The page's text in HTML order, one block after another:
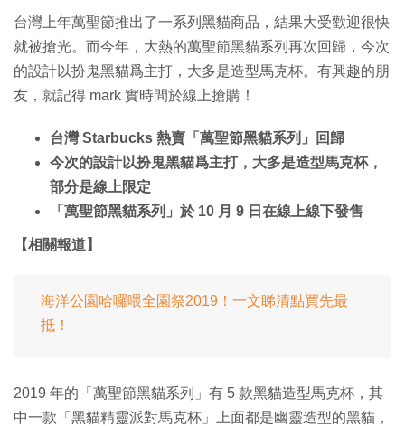
台灣上年萬聖節推出了一系列黑貓商品，結果大受歡迎很快
就被搶光。而今年，大熱的萬聖節黑貓系列再次回歸，今次
的設計以扮鬼黑貓爲主打，大多是造型馬克杯。有興趣的朋
友，就記得 mark 實時間於線上搶購！
台灣 Starbucks 熱賣「萬聖節黑貓系列」回歸
今次的設計以扮鬼黑貓爲主打，大多是造型馬克杯，
部分是線上限定
「萬聖節黑貓系列」於 10 月 9 日在線上線下發售
【相關報道】
海洋公園哈囉喂全園祭2019！一文睇清點買先最
抵！
2019 年的「萬聖節黑貓系列」有 5 款黑貓造型馬克杯，其
中一款「黑貓精靈派對馬克杯」上面都是幽靈造型的黑貓，